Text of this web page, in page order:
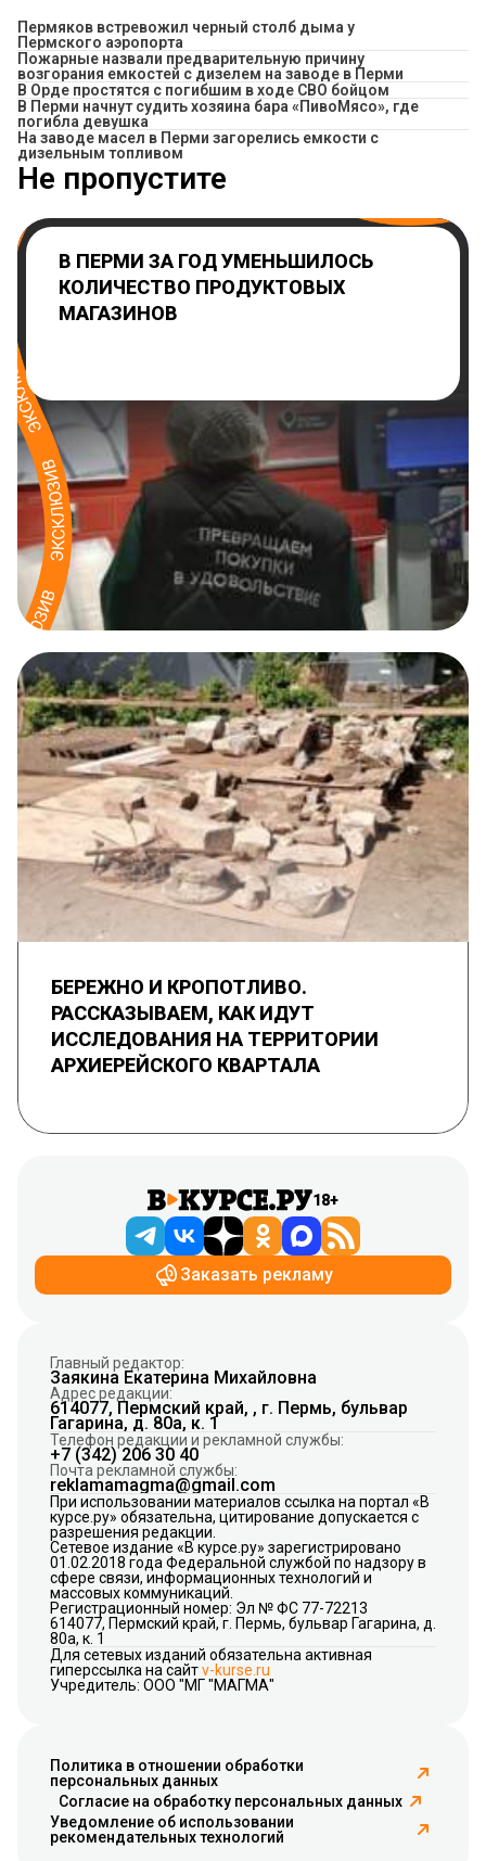
Пермяков встревожил черный столб дыма у
Пермского аэропорта
Пожарные назвали предварительную причину
возгорания емкостей с дизелем на заводе в Перми
В Орде простятся с погибшим в ходе СВО бойцом
​В Перми начнут судить хозяина бара «ПивоМясо», где
погибла девушка
На заводе масел в Перми загорелись емкости с
дизельным топливом
Не пропустите
В ПЕРМИ ЗА ГОД УМЕНЬШИЛОСЬ
КОЛИЧЕСТВО ПРОДУКТОВЫХ
МАГАЗИНОВ
БЕРЕЖНО И КРОПОТЛИВО.
РАССКАЗЫВАЕМ, КАК ИДУТ
ИССЛЕДОВАНИЯ НА ТЕРРИТОРИИ
АРХИЕРЕЙСКОГО КВАРТАЛА
18+
Заказать рекламу
Главный редактор:
Заякина Екатерина Михайловна
Адрес редакции:
614077, Пермский край, , г. Пермь, бульвар
Гагарина, д. 80а, к. 1
Телефон редакции и рекламной службы:
+7 (342) 206 30 40
Почта рекламной службы:
reklamamagma@gmail.com
При использовании материалов ссылка на портал «В
курсе.ру» обязательна, цитирование допускается с
разрешения редакции.
Сетевое издание «В курсе.ру» зарегистрировано
01.02.2018 года Федеральной службой по надзору в
сфере связи, информационных технологий и
массовых коммуникаций.
Регистрационный номер: Эл № ФС 77-72213
614077, Пермский край, г. Пермь, бульвар Гагарина, д.
80а, к. 1
Для сетевых изданий обязательна активная
гиперссылка на сайтv-kurse.ru
Учредитель: ООО "МГ "МАГМА"
Политика в отношении обработки
персональных данных
Согласие на обработку персональных данных
Уведомление об использовании
рекомендательных технологий